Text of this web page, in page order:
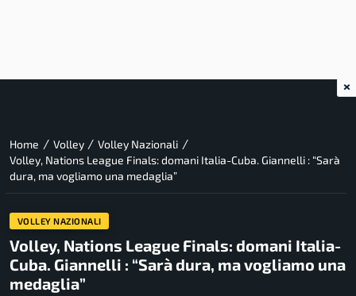
Home / Volley / Volley Nazionali /
Volley, Nations League Finals: domani Italia-Cuba. Giannelli : “Sarà
dura, ma vogliamo una medaglia”
VOLLEY NAZIONALI
Volley, Nations League Finals: domani Italia-
Cuba. Giannelli : “Sarà dura, ma vogliamo una
medaglia”
×